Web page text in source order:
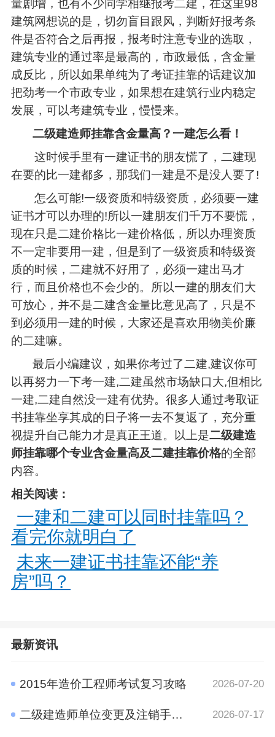
量剧增，也有不少同学相继报考二建，在这里98
建筑网想说的是，切勿盲目跟风，判断好报考条
件是否符合之后再报，报考时注意专业的选取，
建筑专业的通过率是最高的，市政最低，含金量
成反比，所以如果单纯为了考证挂靠的话建议加
把劲考一个市政专业，如果想在建筑行业内稳定
发展，可以考建筑专业，慢慢来。
二级建造师挂靠含金量高？一建怎么看！
这时候手里有一建证书的朋友慌了，二建现
在要的比一建都多，那我们一建是不是没人要了!
怎么可能!一级资质和特级资质，必须要一建
证书才可以办理的!所以一建朋友们千万不要慌，
现在只是二建价格比一建价格低，所以办理资质
不一定非要用一建，但是到了一级资质和特级资
质的时候，二建就不好用了，必须一建出马才
行，而且价格也不会少的。所以一建的朋友们大
可放心，并不是二建含金量比意见高了，只是不
到必须用一建的时候，大家还是喜欢用物美价廉
的二建嘛。
最后小编建议，如果你考过了二建,建议你可
以再努力一下考一建,二建虽然市场缺口大,但相比
一建,二建自然没一建有优势。很多人通过考取证
书挂靠坐享其成的日子将一去不复返了，充分重
视提升自己能力才是真正王道。以上是二级建造
师挂靠哪个专业含金量高及二建挂靠价格的全部
内容。
相关阅读：
一建和二建可以同时挂靠吗？
看完你就明白了
未来一建证书挂靠还能“养
房”吗？
最新资讯
2015年造价工程师考试复习攻略 2026-07-20
二级建造师单位变更及注销手续规定 2026-07-17